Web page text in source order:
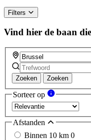
Filters
Vind hier de baan
Zoeken Zoeken
Sorteer op
Afstanden
Binnen 10 km 0